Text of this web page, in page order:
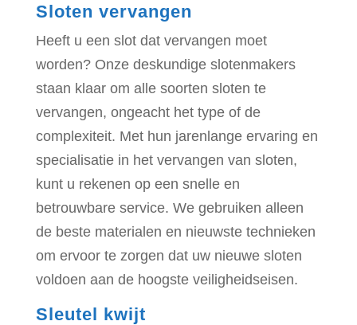
Sloten vervangen
Heeft u een slot dat vervangen moet
worden? Onze deskundige slotenmakers
staan klaar om alle soorten sloten te
vervangen, ongeacht het type of de
complexiteit. Met hun jarenlange ervaring en
specialisatie in het vervangen van sloten,
kunt u rekenen op een snelle en
betrouwbare service. We gebruiken alleen
de beste materialen en nieuwste technieken
om ervoor te zorgen dat uw nieuwe sloten
voldoen aan de hoogste veiligheidseisen.
Sleutel kwijt